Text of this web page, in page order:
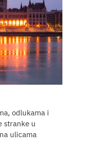
odlukama i
stranke u
ulicama